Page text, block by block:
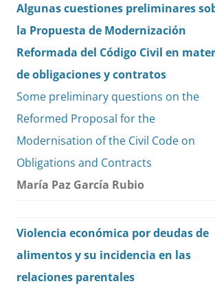
Algunas cuestiones preliminares
la Propuesta de Modernización
Reformada del Código Civil en
de obligaciones y contratos
Some preliminary questions on the
Reformed Proposal for the
Modernisation of the Civil Code on
Obligations and Contracts
María Paz García Rubio
Violencia económica por deudas de
alimentos y su incidencia en las
relaciones parentales